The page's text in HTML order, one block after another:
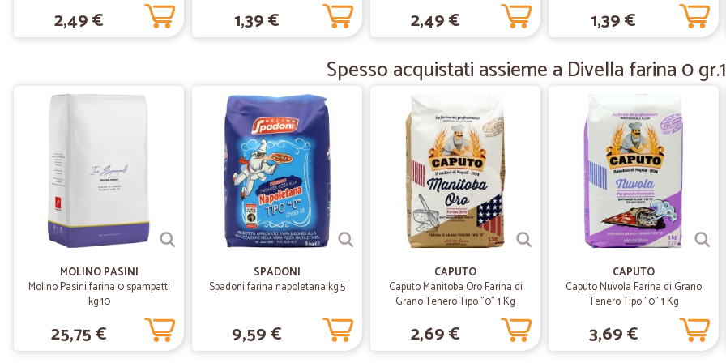
Lucio C.
Ottimi tutti i prodotti che ho
— Flavia G.
Già fatto altri acquisti con…
Già fatto altri acquisti con
Puntualità
Puntualità, confezione ben fatta,
2,49 € 1,39 € 2,49 € 1,39 €
Spesso acquistati assieme a Divella farina 0
MOLINO PASINI
Molino Pasini farina 0 spampatti
kg.10
25,75 €
SPADONI
Spadoni farina napoletana kg.5
9,59 €
CAPUTO
Caputo Manitoba Oro Farina di
Grano Tenero Tipo "0" 1 Kg
2,69 €
CAPUTO
Caputo Nuvola Farina di Grano
Tenero Tipo "0" 1 Kg
3,69 €